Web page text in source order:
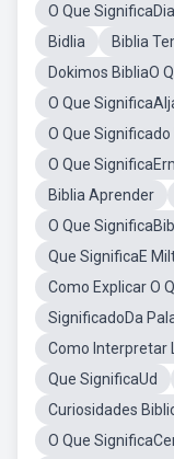
O Que
Bidlia
Biblia
Dokimos BibliaO
O Que
O Que Significado
O Que
Biblia Aprender
O Que
Que SignificaE
Como Explicar O
SignificadoDa
Como Interpretar
Que SignificaUd
Curiosidades
O Que